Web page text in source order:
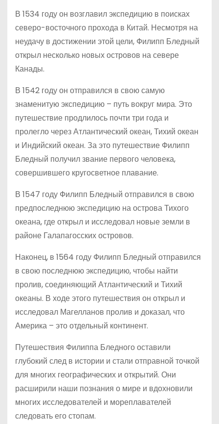
В 1534 году он возглавил экспедицию в поисках
северо-восточного прохода в Китай. Несмотря на
неудачу в достижении этой цели, Филипп Бледный
открыл несколько новых островов на севере
Канады.
В 1542 году он отправился в свою самую
знаменитую экспедицию – путь вокруг мира. Это
путешествие продлилось почти три года и
пролегло через Атлантический океан, Тихий океан
и Индийский океан. За это путешествие Филипп
Бледный получил звание первого человека,
совершившего кругосветное плавание.
В 1547 году Филипп Бледный отправился в свою
предпоследнюю экспедицию на острова Тихого
океана, где открыл и исследовал новые земли в
районе Галапагосских островов.
Наконец, в 1564 году Филипп Бледный отправился
в свою последнюю экспедицию, чтобы найти
пролив, соединяющий Атлантический и Тихий
океаны. В ходе этого путешествия он открыл и
исследовал Магелланов пролив и доказал, что
Америка – это отдельный континент.
Путешествия Филиппа Бледного оставили
глубокий след в истории и стали отправной точкой
для многих географических и открытий. Они
расширили наши познания о мире и вдохновили
многих исследователей и мореплавателей
следовать его стопам.